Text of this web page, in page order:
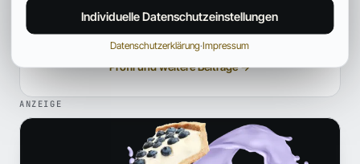
dabei, ihr Wohlbefinden mit natürlichen, individuellen und
fundierten Ansätzen nachhaltig zu verbessern.
Profil und weitere Beiträge →
ANZEIGE
Individuelle Datenschutzeinstellungen
Datenschutzerklärung·Impressum